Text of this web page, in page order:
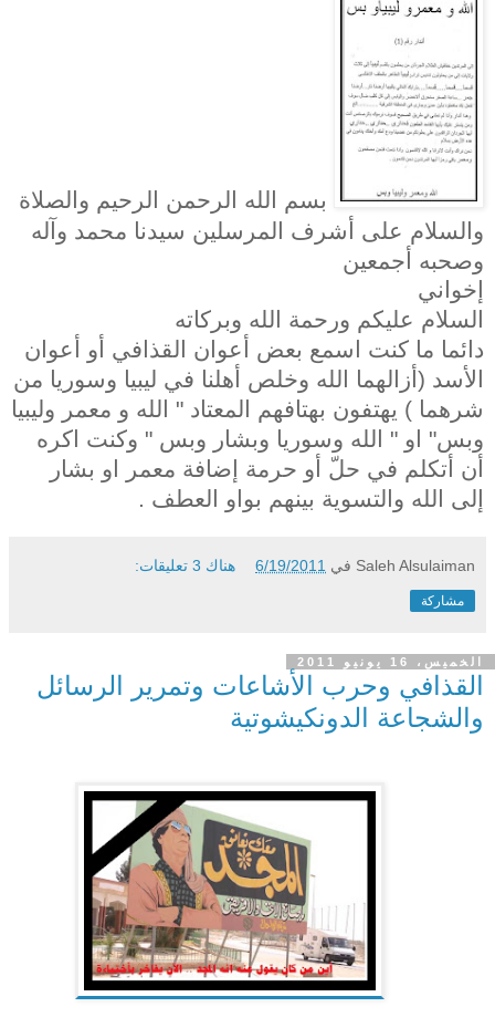
بسم الله الرحمن الرحيم والصلاة
والسلام على أشرف المرسلين سيدنا محمد وآله
وصحبه أجمعين
إخواني
السلام عليكم ورحمة الله وبركاته
دائما ما كنت اسمع بعض أعوان القذافي أو أعوان
الأسد (أزالهما الله وخلص أهلنا في ليبيا وسوريا من
شرهما ) يهتفون بهتافهم المعتاد " الله و معمر وليبيا
وبس" او " الله وسوريا وبشار وبس " وكنت اكره
أن أتكلم في حلّ أو حرمة إضافة معمر او بشار
إلى الله والتسوية بينهم بواو العطف .
Saleh Alsulaiman في 6/19/2011 هناك 3 تعليقات:
مشاركة
الخميس، 16 يونيو 2011
القذافي وحرب الأشاعات وتمرير الرسائل
والشجاعة الدونكيشوتية